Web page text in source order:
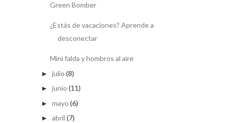
Green Bomber
¿Estás de vacaciones? Aprende a
desconectar
Mini falda y hombros al aire
► julio (8)
► junio (11)
► mayo (6)
► abril (7)